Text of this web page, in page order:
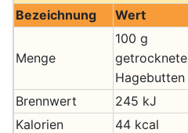
Bezeichnung
Wert
Menge
100 g
getrocknete
Hagebutten
Brennwert
245 kJ
Kalorien
44 kcal